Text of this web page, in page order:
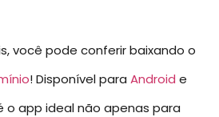
você pode conferir baixando o
! Disponível para Android e
o app ideal não apenas para